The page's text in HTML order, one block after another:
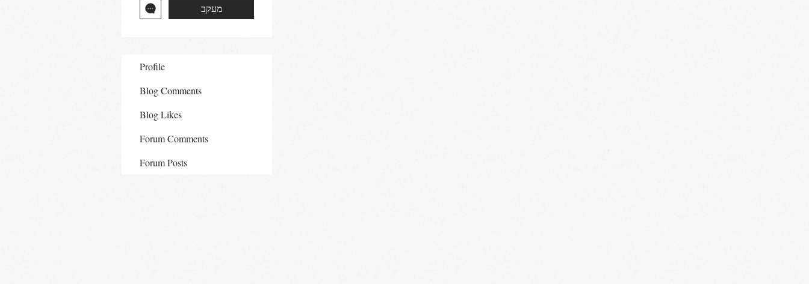
מעקב
Profile
Blog Comments
Blog Likes
Forum Comments
Forum Posts